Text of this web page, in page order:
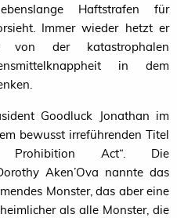
Haftstrafen für
Immer wieder hetzt er
von der katastrophalen
in dem
Goodluck Jonathan im
bewusst irreführenden Titel
Prohibition Act“. Die
Aken’Ova nannte das
Monster, das aber eine
als alle Monster, die